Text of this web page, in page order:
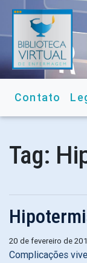
Contato
Tag:
20 de fevereiro de
Complicações